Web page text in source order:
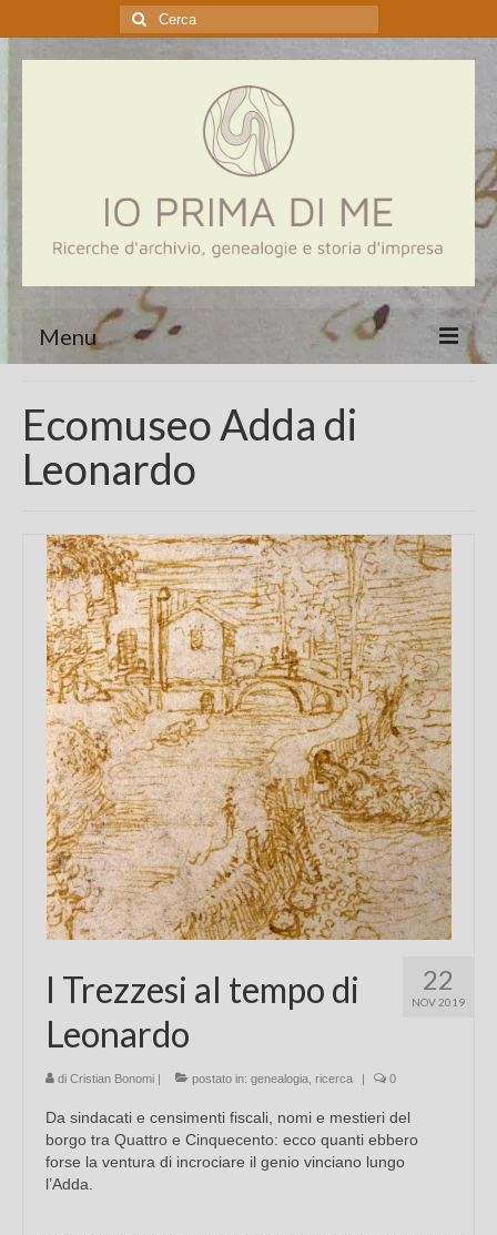
Cerca:
Menu
Genealogia
Aziende
Chi sono
FAQ
Contatti
Ecomuseo Adda di
Leonardo
22
NOV 2019
I Trezzesi al tempo di
Leonardo
di Cristian Bonomi | postato in: genealogia ricerca | 0
Da sindacati e censimenti fiscali, nomi e mestieri del
borgo tra Quattro e Cinquecento: ecco quanti ebbero
forse la ventura di incrociare il genio vinciano lungo
l’Adda.